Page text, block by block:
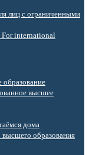
лиц с ограниченными
international
образование
высшее
дома
образования